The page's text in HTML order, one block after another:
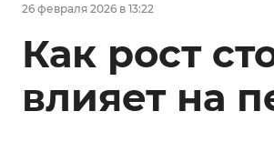
26 февраля 2026 в 13:22
Как рост
влияет на